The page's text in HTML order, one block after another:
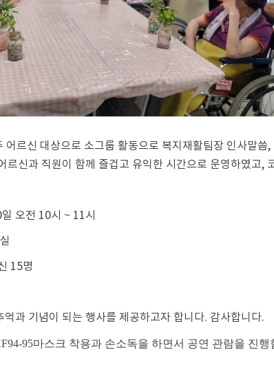
어르신 대상으로 소그룹 활동으로 복지재활팀장 인사말
르신과 직원이 함께 즐겁고 유익한 시간으로 운영하였고,
오전 10시 ~ 11시
15명
억과 기념이 되는 행사를 제공하고자 합니다. 감사합니다.
95마스크 착용과 손소독을 하면서 공연 관람을 진행